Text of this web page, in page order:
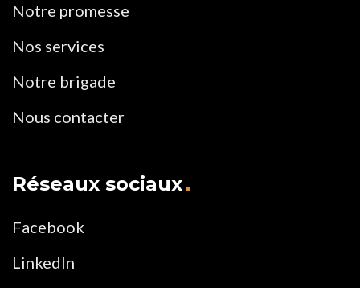
Notre promesse
Nos services
Notre brigade
Nous contacter
Réseaux sociaux
Facebook
LinkedIn